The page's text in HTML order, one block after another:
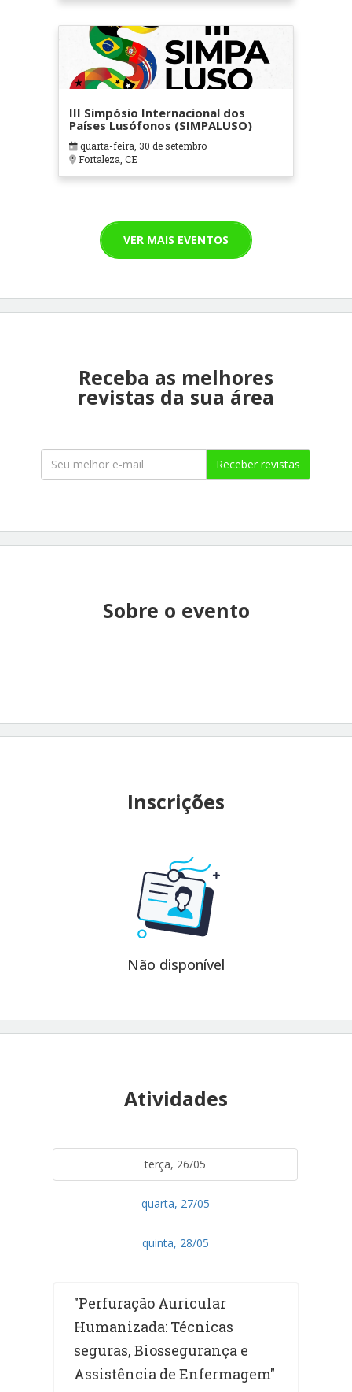
III Simpósio Internacional dos
Países Lusófonos (SIMPALUSO)
quarta-feira, 30 de setembro
Fortaleza, CE
VER MAIS EVENTOS
Receba as melhores
revistas da sua área
Receber revistas
Sobre o evento
Inscrições
Não disponível
Atividades
terça, 26/05
quarta, 27/05
quinta, 28/05
"Perfuração Auricular
Humanizada: Técnicas
seguras, Biossegurança e
Assistência de Enfermagem"